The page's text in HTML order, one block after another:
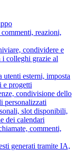
reazioni,
condividere e
colleghi grazie al
esterni, imposta
e progetti
condivisione dello
personalizzati
slot disponibili,
dei calendari
commenti,
generati tramite IA,